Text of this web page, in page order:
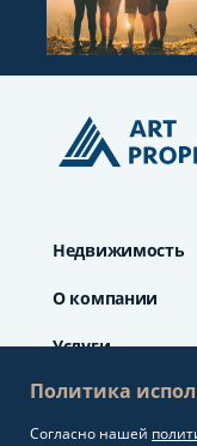
Недвижимость
О компании
Услуги
Отзывы
Блог
Политика
Согласно нашей